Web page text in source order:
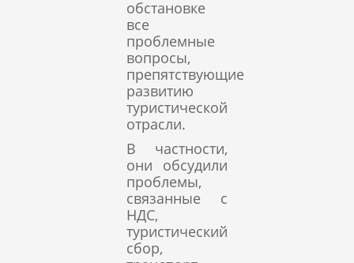
обстановке
все
проблемные
вопросы,
препятствующие
развитию
туристической
отрасли.
В частности,
они обсудили
проблемы,
связанные с
НДС,
туристический
сбор,